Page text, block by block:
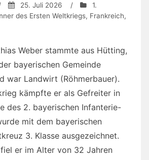
25. Juli 2026 /
1.
des Ersten Weltkriegs, Frankreich,
Weber stammte aus Hütting,
bayerischen Gemeinde
war Landwirt (Röhmerbauer).
kämpfte er als Gefreiter in
des 2. bayerischen Infanterie-
mit dem bayerischen
3. Klasse ausgezeichnet.
er im Alter von 32 Jahren